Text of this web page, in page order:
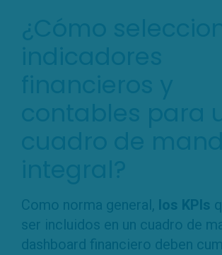
Como norma general, los KPIs
ser incluidos en un cuadro de
dashboard financiero deben